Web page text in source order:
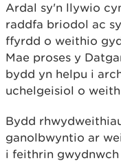
Ardal sy'n llywio
raddfa briodol ac
ffyrdd o weithio
Mae proses y
bydd yn helpu i
uchelgeisiol o
Bydd
ganolbwyntio ar
i feithrin